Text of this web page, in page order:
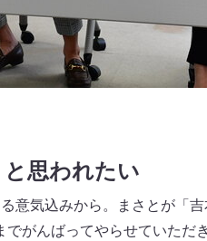
思われたい
意気込みから。まさとが「
がんばってやらせていただ